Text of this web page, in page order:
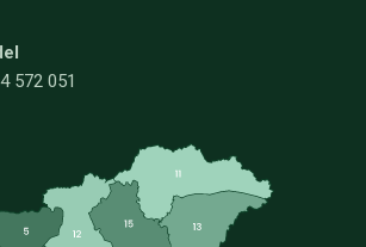
572 051